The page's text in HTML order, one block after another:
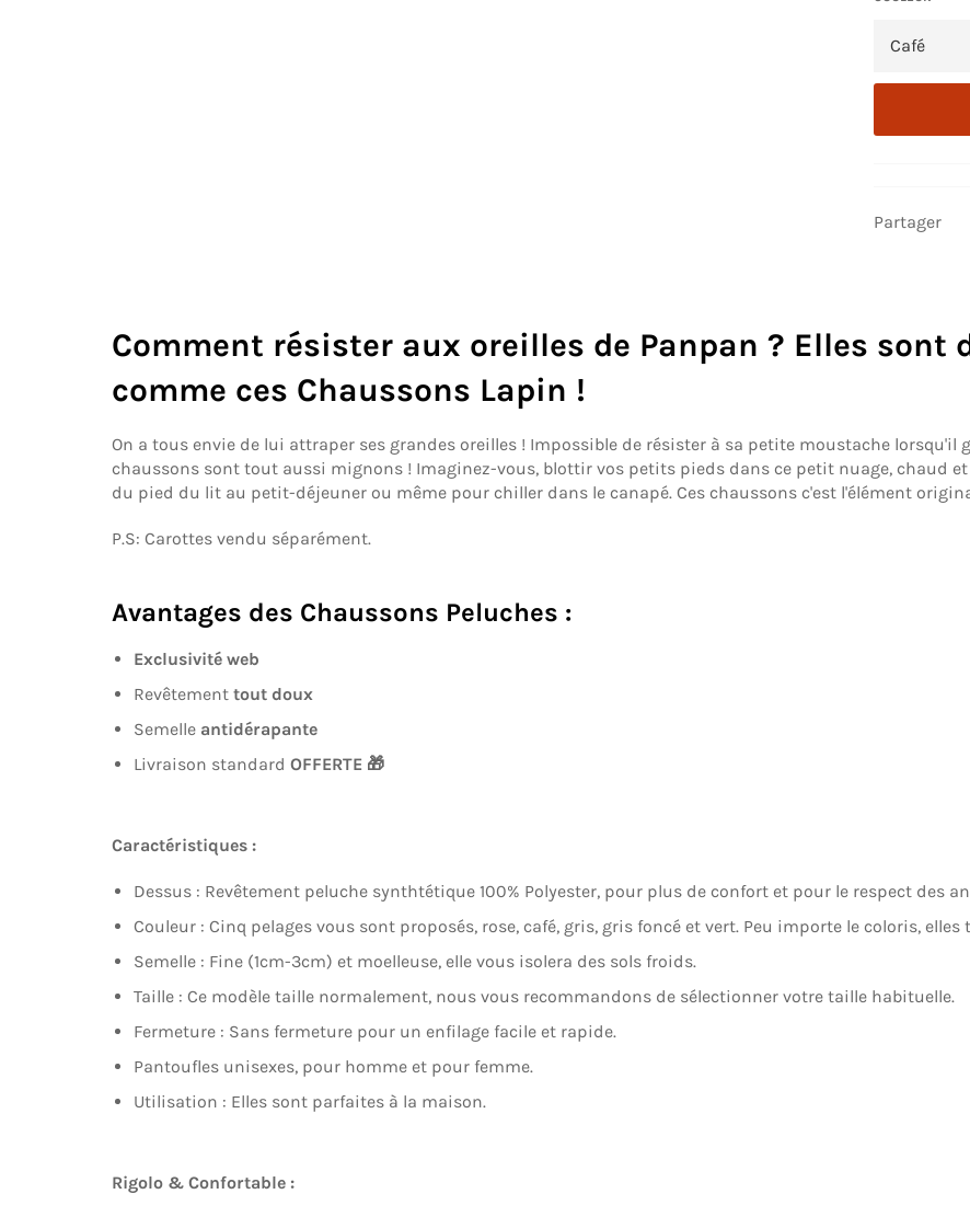
Partager
Comment résister aux oreilles de Panpan ? Elles sont
comme ces Chaussons Lapin !
On a tous envie de lui attraper ses grandes oreilles ! Impossible de résister à sa petite moustache lorsqu'il
chaussons sont tout aussi mignons ! Imaginez-vous, blottir vos petits pieds dans ce petit nuage, chaud
du pied du lit au petit-déjeuner ou même pour chiller dans le canapé. Ces chaussons c'est l'élément
P.S: Carottes vendu séparément.
Avantages des Chaussons Peluches :
Exclusivité web
Revêtement tout doux
Semelle antidérapante
Livraison standard OFFERTE 🎁
Caractéristiques :
Dessus : Revêtement peluche synthtétique 100% Polyester, pour plus de confort et pour le respect des
Couleur : Cinq pelages vous sont proposés, rose, café, gris, gris foncé et vert. Peu importe le coloris,
Semelle : Fine (1cm-3cm) et moelleuse, elle vous isolera des sols froids.
Taille : Ce modèle taille normalement, nous vous recommandons de sélectionner votre taille habituelle.
Fermeture : Sans fermeture pour un enfilage facile et rapide.
Pantoufles unisexes, pour homme et pour femme.
Utilisation : Elles sont parfaites à la maison.
Rigolo & Confortable :